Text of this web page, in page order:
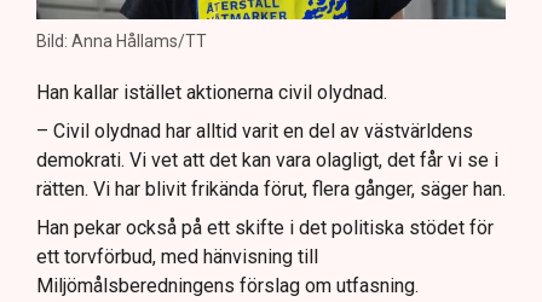
Bild: Anna Hållams/TT
Han kallar istället aktionerna civil olydnad.
– Civil olydnad har alltid varit en del av västvärldens
demokrati. Vi vet att det kan vara olagligt, det får vi se i
rätten. Vi har blivit frikända förut, flera gånger, säger han.
Han pekar också på ett skifte i det politiska stödet för
ett torvförbud, med hänvisning till
Miljömålsberedningens förslag om utfasning.